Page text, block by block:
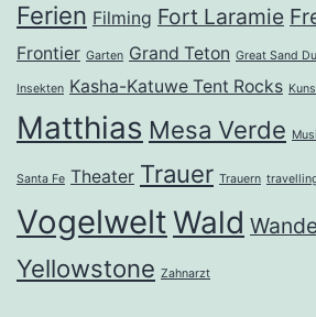
Ferien Filming Fort Laramie
Frontier Garten Grand Teton Great Sand
Insekten Kasha-Katuwe Tent Rocks
Matthias Mesa Verde
Santa Fe Theater Trauer Trauern
VogelweltWald
Yellowstone Zahnarzt